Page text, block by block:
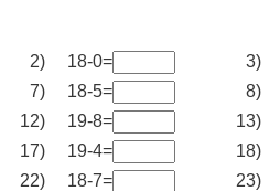
2) 18-0=
3)
7) 18-5=
8)
12) 19-8=
13)
17) 19-4=
18)
22) 18-7=
23)